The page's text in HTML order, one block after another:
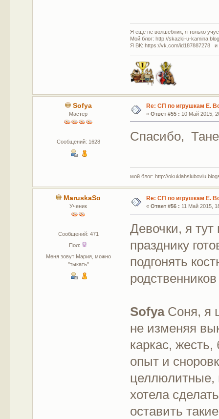
Я еще не волшебник, я только
Мой блог: http://skazki-u-
Я ВК: https://vk.com/id187887278 и
Sofya
Мастер
Сообщений: 1628
Re: СП по игрушкам Е.
« Ответ #55 : 10 Май 2015,
Спасибо,
мой блог: http://
MaruskaSo
Ученик
Сообщений: 471
Пол:
Меня зовут Мария, можно
"тыкать"
Re: СП по игрушкам Е.
« Ответ #56 : 11 Май 2015,
Девочки, я
празднику
подгонять
SofyaСоня, я
не изменяя
каркас,
опыт и
целлюлитные,
хотела
оставить